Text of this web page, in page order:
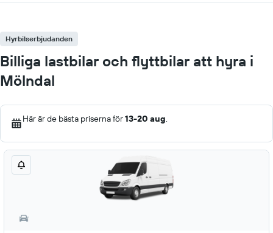
Hyrbilserbjudanden
Billiga lastbilar och flyttbilar att hyra i
Mölndal
Här är de bästa priserna för13-20 aug.